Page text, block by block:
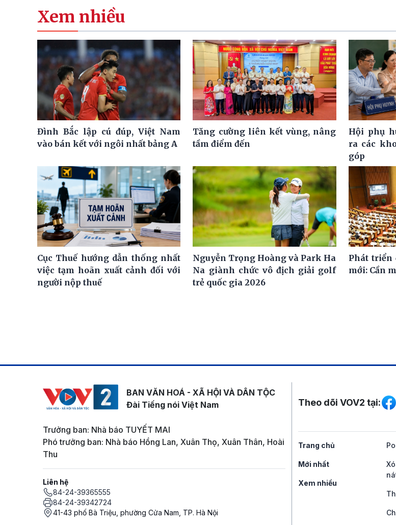
Xem nhiều
Đình Bắc lập cú đúp, Việt Nam
vào bán kết với ngôi nhất bảng A
Tăng cường liên kết vùng, nâng
tầm điểm đến
Hội phụ
ra các
góp
Cục Thuế hướng dẫn thống nhất
việc tạm hoãn xuất cảnh đối với
người nộp thuế
Nguyễn Trọng Hoàng và Park Ha
Na giành chức vô địch giải golf
trẻ quốc gia 2026
Phát triển
mới: Cần
BAN VĂN HOÁ - XÃ HỘI VÀ DÂN TỘC
Đài Tiếng nói Việt Nam
Trưởng ban: Nhà báo TUYẾT MAI
Phó trưởng ban: Nhà báo Hồng Lan, Xuân Thọ, Xuân Thân, Hoài
Thu
Liên hệ
84-24-39365555
84-24-39342724
41-43 phố Bà Triệu, phường Cửa Nam, TP. Hà Nội
Mạng xã hội
Theo dõi VOV2 tại:
Trang chủ
Mới nhất
Xem nhiều